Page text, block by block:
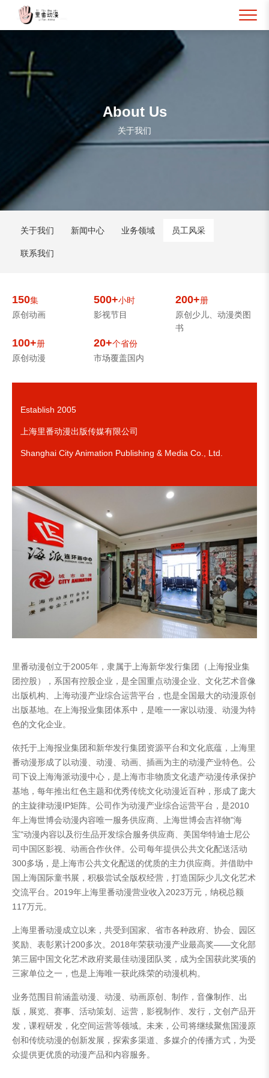
About Us
关于我们
关于我们 新闻中心 业务领域 员工风采
联系我们
150集
原创动画
500+小时
影视节目
200+册
原创少儿、动漫类图
书
100+册
原创动漫
20+个省份
市场覆盖国内
Establish 2005
上海里番动漫出版传媒有限公司
Shanghai City Animation Publishing & Media Co., Ltd.
里番动漫创立于2005年，隶属于上海新华发行集团（上海报业集
团控股），系国有控股企业，是全国重点动漫企业、文化艺术音像
出版机构、上海动漫产业综合运营平台，也是全国最大的动漫原创
出版基地。在上海报业集团体系中，是唯一一家以动漫、动漫为特
色的文化企业。
依托于上海报业集团和新华发行集团资源平台和文化底蕴，上海里
番动漫形成了以动漫、动漫、动画、插画为主的动漫产业特色。公
司下设上海海派动漫中心，是上海市非物质文化遗产动漫传承保护
基地，每年推出红色主题和优秀传统文化动漫近百种，形成了庞大
的主旋律动漫IP矩阵。公司作为动漫产业综合运营平台，是2010
年上海世博会动漫内容唯一服务供应商、上海世博会吉祥物"海
宝"动漫内容以及衍生品开发综合服务供应商、美国华特迪士尼公
司中国区影视、动画合作伙伴。公司每年提供公共文化配送活动
300多场，是上海市公共文化配送的优质的主力供应商。并借助中
国上海国际童书展，积极尝试全版权经营，打造国际少儿文化艺术
交流平台。2019年上海里番动漫营业收入2023万元，纳税总额
117万元。
上海里番动漫成立以来，共受到国家、省市各种政府、协会、园区
奖励、表彰累计200多次。2018年荣获动漫产业最高奖——文化部
第三届中国文化艺术政府奖最佳动漫团队奖，成为全国获此奖项的
三家单位之一，也是上海唯一获此殊荣的动漫机构。
业务范围目前涵盖动漫、动漫、动画原创、制作，音像制作、出
版，展览、赛事、活动策划、运营，影视制作、发行，文创产品开
发，课程研发，化空间运营等领域。未来，公司将继续聚焦国漫原
创和传统动漫的创新发展，探索多渠道、多媒介的传播方式，为受
众提供更优质的动漫产品和内容服务。